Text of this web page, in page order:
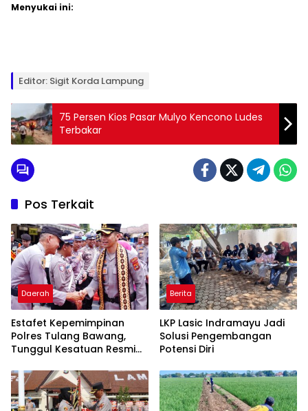
Menyukai ini:
Editor: Sigit Korda Lampung
75 Persen Kios Pasar Mulyo Kencono Ludes
Terbakar
Pos Terkait
Daerah
Estafet Kepemimpinan
Polres Tulang Bawang,
Tunggul Kesatuan Resmi
Berita
LKP Lasic Indramayu Jadi
Solusi Pengembangan
Potensi Diri